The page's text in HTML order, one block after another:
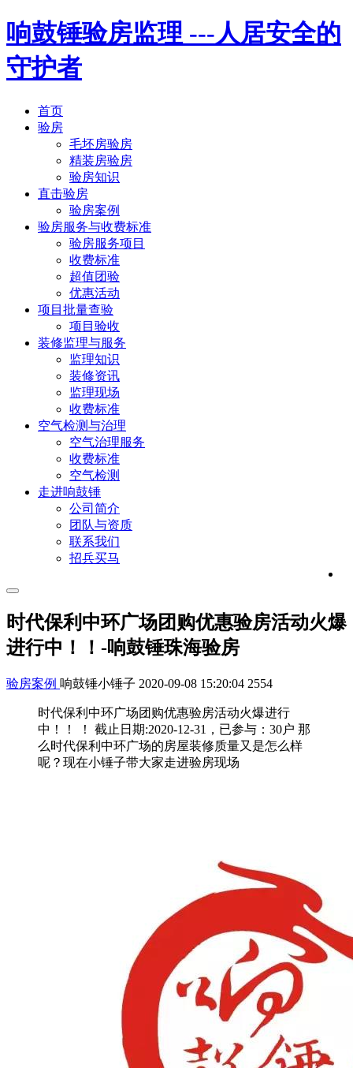
响鼓锤验房监理 ---人居安全的
守护者
首页
验房
毛坯房验房
精装房验房
验房知识
直击验房
验房案例
验房服务与收费标准
验房服务项目
收费标准
超值团验
优惠活动
项目批量查验
项目验收
装修监理与服务
监理知识
装修资讯
监理现场
收费标准
空气检测与治理
空气治理服务
收费标准
空气检测
走进响鼓锤
公司简介
团队与资质
联系我们
招兵买马
时代保利中环广场团购优惠验房活动火爆
进行中！！-响鼓锤珠海验房
验房案例 响鼓锤小锤子 2020-09-08 15:20:04 2554
时代保利中环广场团购优惠验房活动火爆进行
中！！ ！ 截止日期:2020-12-31，已参与：30户 那
么时代保利中环广场的房屋装修质量又是怎么样
呢？现在小锤子带大家走进验房现场